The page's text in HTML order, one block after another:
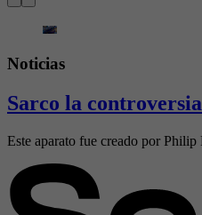
Noticias
Sarco la
Este aparato fue creado por